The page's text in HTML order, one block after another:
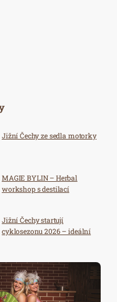
jednohubky, špízy
poháry– a to vše s
Jižní Čechy ze sedla motorky
MAGIE BYLIN – Herbal
workshop s destilací
Jižní Čechy startují
cyklosezonu 2026 – ideální